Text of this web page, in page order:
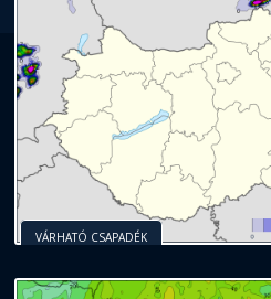
VÁRHATÓ CSAPADÉK